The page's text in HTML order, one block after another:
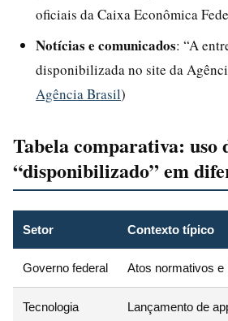
oficiais da Caixa Econômica
Notícias e comunicados: “A
disponibilizada no site da
Agência Brasil)
Tabela comparativa: uso
“disponibilizado” em
Setor Contexto típico
Governo federal Atos normativos e
Tecnologia Lançamento de